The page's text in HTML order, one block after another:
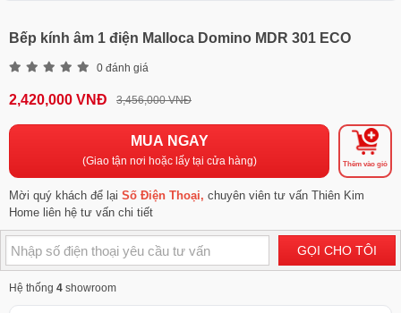
Bếp kính âm 1 điện Malloca Domino MDR 301 ECO
0 đánh giá
2,420,000 VNĐ 3,456,000 VNĐ
MUA NGAY
(Giao tận nơi hoặc lấy tại cửa hàng) Thêm vào giỏ
Mời quý khách để lại Số Điện Thoại, chuyên viên tư vấn Thiên Kim
Home liên hệ tư vấn chi tiết
GỌI CHO TÔI
Hệ thống 4 showroom